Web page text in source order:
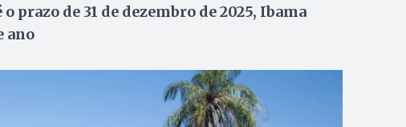
prazo de 31 de dezembro de 2025, Ibama
ano